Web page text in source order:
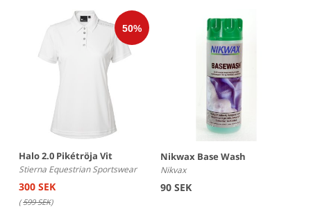
Halo 2.0 Pikétröja Vit
Stierna Equestrian Sportswear
300 SEK
(599 SEK)
Nikwax Base Wash
Nikvax
90 SEK